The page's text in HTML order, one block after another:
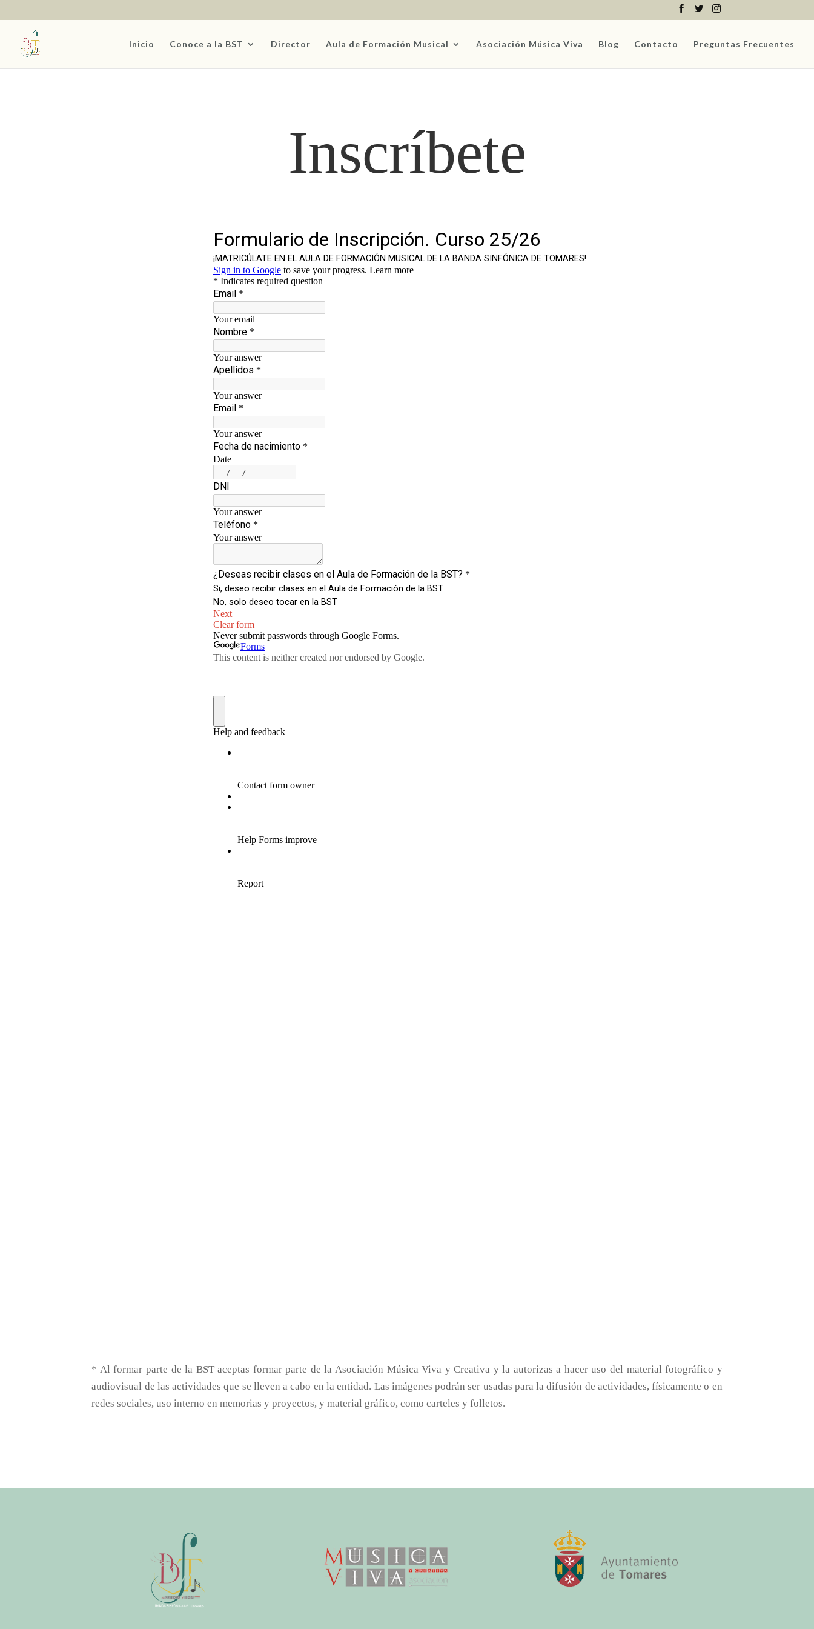
Inicio Conoce a la BST Director Aula de Formación Musical Asociación Música Viva Blog Contacto Preguntas Frecuentes
Inscríbete
* Al formar parte de la BST aceptas formar parte de la Asociación Música Viva y Creativa y la autorizas a hacer uso del material fotográfico y
audiovisual de las actividades que se lleven a cabo en la entidad. Las imágenes podrán ser usadas para la difusión de actividades, físicamente o en
redes sociales, uso interno en memorias y proyectos, y material gráfico, como carteles y folletos.